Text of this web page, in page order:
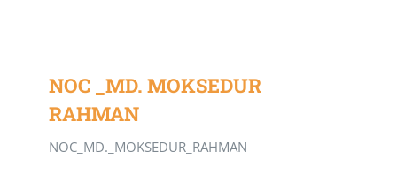
NOC _MD. MOKSEDUR
RAHMAN
NOC_MD._MOKSEDUR_RAHMAN